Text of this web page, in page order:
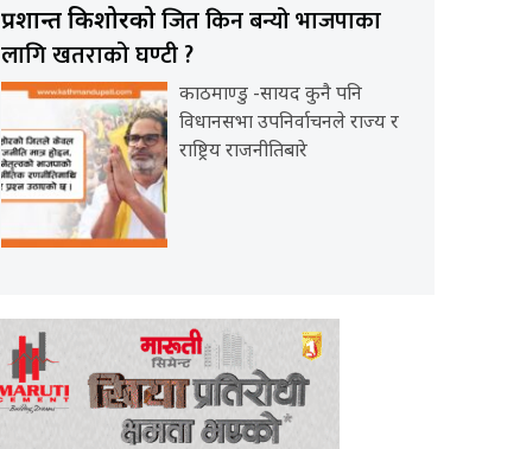
प्रशान्त किशोरकोजित किन बन्यो भाजपाका
लागि खतराको घण्टी ?
काठमाण्डु -सायद कुनै पनि
विधानसभा उपनिर्वाचनले राज्य र
राष्ट्रिय राजनीतिबारे